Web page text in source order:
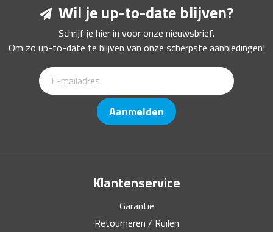
Wil je up-to-date blijven?
Schrijf je hier in voor onze nieuwsbrief.
Om zo up-to-date te blijven van onze scherpste aanbiedingen!
Aanmelden
Klantenservice
Garantie
Retourneren / Ruilen